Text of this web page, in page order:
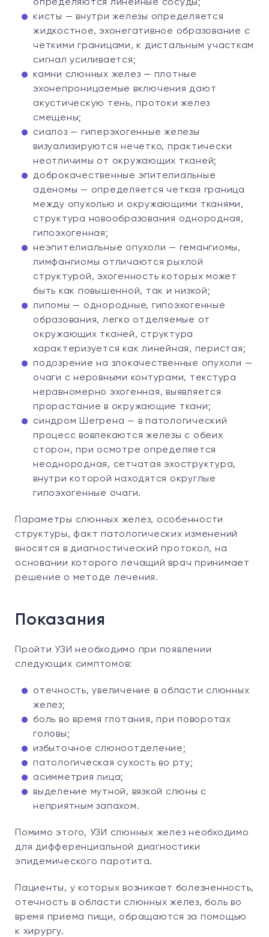
определяются линейные сосуды;
кисты — внутри железы определяется
жидкостное, эхонегативное образование с
четкими границами, к дистальным участкам
сигнал усиливается;
камни слюнных желез — плотные
эхонепроницаемые включения дают
акустическую тень, протоки желез
смещены;
сиалоз — гиперэхогенные железы
визуализируются нечетко, практически
неотличимы от окружающих тканей;
доброкачественные эпителиальные
аденомы — определяется четкая граница
между опухолью и окружающими тканями,
структура новообразования однородная,
гипоэхогенная;
неэпителиальные опухоли — гемангиомы,
лимфангиомы отличаются рыхлой
структурой, эхогенность которых может
быть как повышенной, так и низкой;
липомы — однородные, гипоэхогенные
образования, легко отделяемые от
окружающих тканей, структура
характеризуется как линейная, перистая;
подозрение на злокачественные опухоли —
очаги с неровными контурами, текстура
неравномерно эхогенная, выявляется
прорастание в окружающие ткани;
синдром Шегрена — в патологический
процесс вовлекаются железы с обеих
сторон, при осмотре определяется
неоднородная, сетчатая эхоструктура,
внутри которой находятся округлые
гипоэхогенные очаги.
Параметры слюнных желез, особенности
структуры, факт патологических изменений
вносятся в диагностический протокол, на
основании которого лечащий врач принимает
решение о методе лечения.
Показания
Пройти УЗИ необходимо при появлении
следующих симптомов:
отечность, увеличение в области слюнных
желез;
боль во время глотания, при поворотах
головы;
избыточное слюноотделение;
патологическая сухость во рту;
асимметрия лица;
выделение мутной, вязкой слюны с
неприятным запахом.
Помимо этого, УЗИ слюнных желез необходимо
для дифференциальной диагностики
эпидемического паротита.
Пациенты, у которых возникает болезненность,
отечность в области слюнных желез, боль во
время приема пищи, обращаются за помощью
к хирургу.